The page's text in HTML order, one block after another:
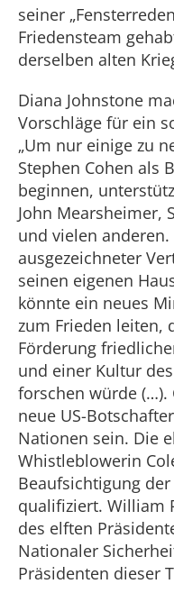
seiner
Friedensteam
derselben alten
Diana Johnstone
Vorschläge für ein
„Um nur einige zu
Stephen Cohen als
beginnen,
John Mearsheimer,
und vielen
ausgezeichneter
seinen eigenen
könnte ein neues
zum Frieden leiten,
Förderung
und einer Kultur
forschen würde (…).
neue US-
Nationen sein. Die
Whistleblowerin
Beaufsichtigung
qualifiziert. William
des elften
Nationaler
Präsidenten dieser